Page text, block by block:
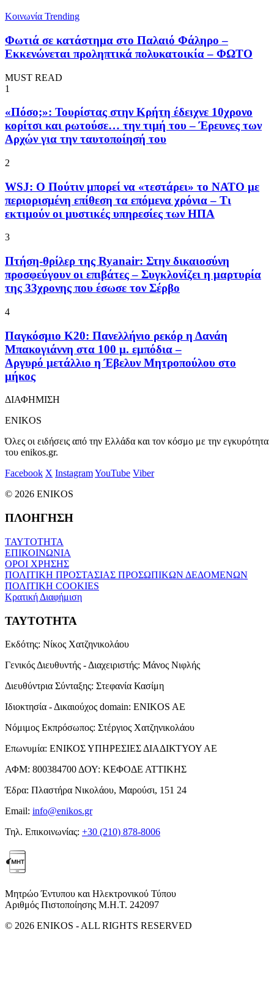
Κοινωνία Trending
Φωτιά σε κατάστημα στο Παλαιό Φάληρο –
Εκκενώνεται προληπτικά πολυκατοικία – ΦΩΤΟ
MUST READ
1
«Πόσο;»: Τουρίστας στην Κρήτη έδειχνε 10χρονο
κορίτσι και ρωτούσε… την τιμή του – Έρευνες των
Αρχών για την ταυτοποίησή του
2
WSJ: Ο Πούτιν μπορεί να «τεστάρει» το ΝΑΤΟ με
περιορισμένη επίθεση τα επόμενα χρόνια – Τι
εκτιμούν οι μυστικές υπηρεσίες των ΗΠΑ
3
Πτήση-θρίλερ της Ryanair: Στην δικαιοσύνη
προσφεύγουν οι επιβάτες – Συγκλονίζει η μαρτυρία
της 33χρονης που έσωσε τον Σέρβο
4
Παγκόσμιο Κ20: Πανελλήνιο ρεκόρ η Δανάη
Μπακογιάννη στα 100 μ. εμπόδια –
Αργυρό μετάλλιο η Έβελυν Μητροπούλου στο
μήκος
ΔΙΑΦΗΜΙΣΗ
ENIKOS
Όλες οι ειδήσεις από την Ελλάδα και τον κόσμο με την εγκυρότητα
του enikos.gr.
Facebook X InstagramYouTube Viber
© 2026 ENIKOS
ΠΛΟΗΓΗΣΗ
ΤΑΥΤΟΤΗΤΑ
ΕΠΙΚΟΙΝΩΝΙΑ
ΟΡΟΙ ΧΡΗΣΗΣ
ΠΟΛΙΤΙΚΗ ΠΡΟΣΤΑΣΙΑΣ ΠΡΟΣΩΠΙΚΩΝ ΔΕΔΟΜΕΝΩΝ
ΠΟΛΙΤΙΚΗ COOKIES
Κρατική Διαφήμιση
ΤΑΥΤΟΤΗΤΑ
Εκδότης: Νίκος Χατζηνικολάου
Γενικός Διευθυντής - Διαχειριστής: Μάνος Νιφλής
Διευθύντρια Σύνταξης: Στεφανία Κασίμη
Ιδιοκτησία - Δικαιούχος domain: ENIKOS AE
Νόμιμος Εκπρόσωπος: Στέργιος Χατζηνικολάου
Επωνυμία: ΕΝΙΚΟΣ ΥΠΗΡΕΣΙΕΣ ΔΙΑΔΙΚΤΥΟΥ ΑΕ
ΑΦΜ: 800384700 ΔΟΥ: ΚΕΦΟΔΕ ΑΤΤΙΚΗΣ
Έδρα: Πλαστήρα Νικολάου, Μαρούσι, 151 24
Email: info@enikos.gr
Τηλ. Επικοινωνίας: +30 (210) 878-8006
Μητρώο Έντυπου και Ηλεκτρονικού Τύπου
Αριθμός Πιστοποίησης Μ.Η.Τ. 242097
© 2026 ENIKOS - ALL RIGHTS RESERVED